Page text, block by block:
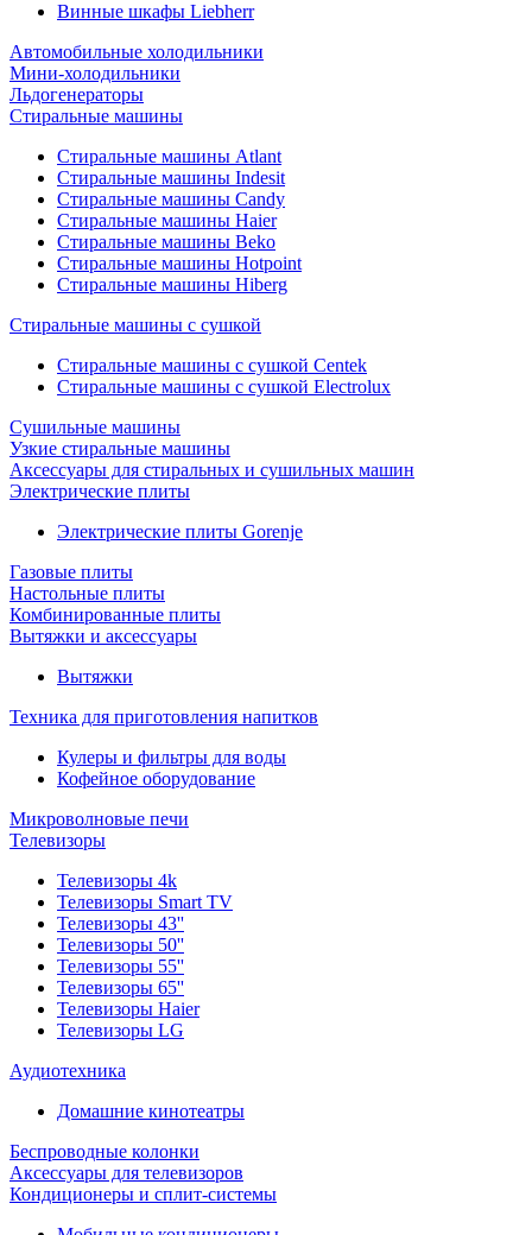
Винные шкафы Liebherr
Автомобильные холодильники
Мини-холодильники
Льдогенераторы
Стиральные машины
Стиральные машины Atlant
Стиральные машины Indesit
Стиральные машины Candy
Стиральные машины Haier
Стиральные машины Beko
Стиральные машины Hotpoint
Стиральные машины Hiberg
Стиральные машины с сушкой
Стиральные машины с сушкой Centek
Стиральные машины с сушкой Electrolux
Сушильные машины
Узкие стиральные машины
Аксессуары для стиральных и сушильных машин
Электрические плиты
Электрические плиты Gorenje
Газовые плиты
Настольные плиты
Комбинированные плиты
Вытяжки и аксессуары
Вытяжки
Техника для приготовления напитков
Кулеры и фильтры для воды
Кофейное оборудование
Микроволновые печи
Телевизоры
Телевизоры 4k
Телевизоры Smart TV
Телевизоры 43''
Телевизоры 50''
Телевизоры 55''
Телевизоры 65''
Телевизоры Haier
Телевизоры LG
Аудиотехника
Домашние кинотеатры
Беспроводные колонки
Аксессуары для телевизоров
Кондиционеры и сплит-системы